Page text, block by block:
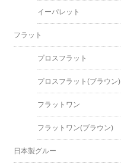
イーパレット
フラット
プロスフラット
プロスフラット(ブラウン)
フラットワン
フラットワン(ブラウン)
日本製グルー